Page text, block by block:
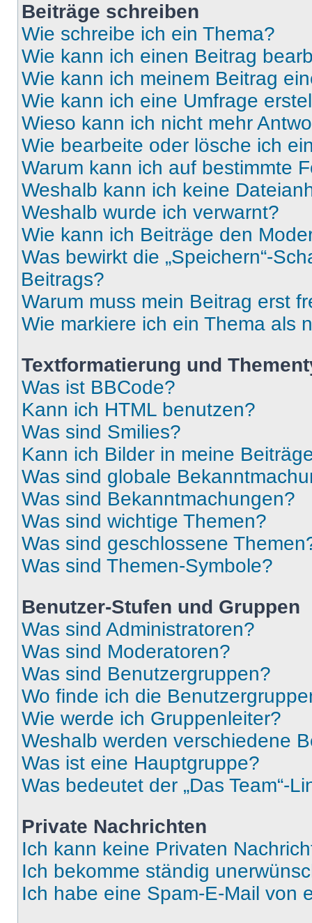
Beiträge schreiben
Wie schreibe ich ein Thema?
Wie kann ich einen Beitrag
Wie kann ich meinem Beitrag
Wie kann ich eine Umfrage
Wieso kann ich nicht mehr
Wie bearbeite oder lösche ich
Warum kann ich auf bestimmte
Weshalb kann ich keine
Weshalb wurde ich verwarnt?
Wie kann ich Beiträge den
Was bewirkt die „Speichern“-
Beitrags?
Warum muss mein Beitrag erst
Wie markiere ich ein Thema als
Textformatierung und
Was ist BBCode?
Kann ich HTML benutzen?
Was sind Smilies?
Kann ich Bilder in meine
Was sind globale
Was sind Bekanntmachungen?
Was sind wichtige Themen?
Was sind geschlossene
Was sind Themen-Symbole?
Benutzer-Stufen und Gruppen
Was sind Administratoren?
Was sind Moderatoren?
Was sind Benutzergruppen?
Wo finde ich die
Wie werde ich Gruppenleiter?
Weshalb werden verschiedene
Was ist eine Hauptgruppe?
Was bedeutet der „Das Team“-
Private Nachrichten
Ich kann keine Privaten
Ich bekomme ständig
Ich habe eine Spam-E-Mail von